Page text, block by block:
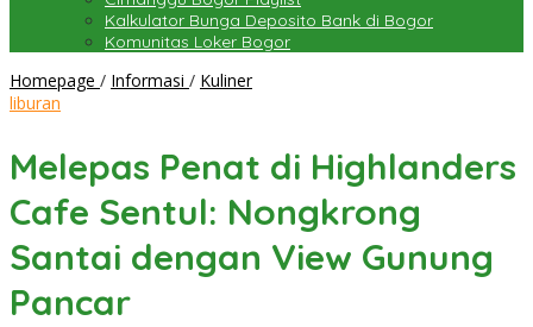
Kalkulator Bunga Deposito Bank di Bogor
Komunitas Loker Bogor
Homepage / Informasi / KulinerMelepas
Cafe
Nongkrong
dengan
liburan
Melepas Penat di Highlanders
Cafe Sentul: Nongkrong
Santai dengan View Gunung
Pancar